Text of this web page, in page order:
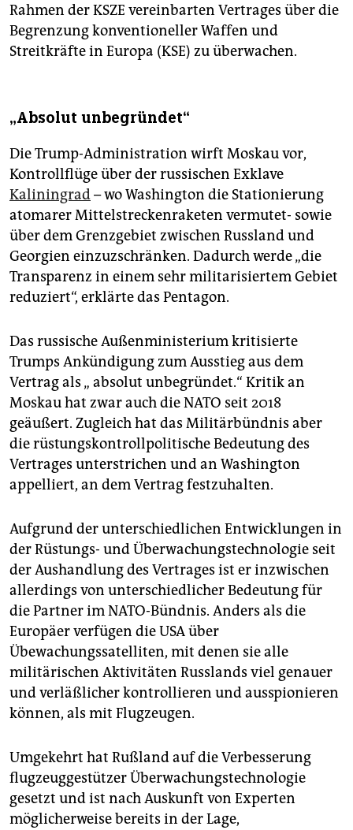
Rahmen der KSZE vereinbarten Vertrages über die
Begrenzung konventioneller Waffen und
Streitkräfte in Europa (KSE) zu überwachen.
„Absolut unbegründet“
Die Trump-Administration wirft Moskau vor,
Kontrollflüge über der russischen Exklave
Kaliningrad– wo Washington die Stationierung
atomarer Mittelstreckenraketen vermutet- sowie
über dem Grenzgebiet zwischen Russland und
Georgien einzuzschränken. Dadurch werde „die
Transparenz in einem sehr militarisiertem Gebiet
reduziert“, erklärte das Pentagon.
Das russische Außenministerium kritisierte
Trumps Ankündigung zum Ausstieg aus dem
Vertrag als „ absolut unbegründet.“ Kritik an
Moskau hat zwar auch die NATO seit 2018
geäußert. Zugleich hat das Militärbündnis aber
die rüstungskontrollpolitische Bedeutung des
Vertrages unterstrichen und an Washington
appelliert, an dem Vertrag festzuhalten.
Aufgrund der unterschiedlichen Entwicklungen in
der Rüstungs- und Überwachungstechnologie seit
der Aushandlung des Vertrages ist er inzwischen
allerdings von unterschiedlicher Bedeutung für
die Partner im NATO-Bündnis. Anders als die
Europäer verfügen die USA über
Übewachungssatelliten, mit denen sie alle
militärischen Aktivitäten Russlands viel genauer
und verläßlicher kontrollieren und ausspionieren
können, als mit Flugzeugen.
Umgekehrt hat Rußland auf die Verbesserung
flugzeuggestützer Überwachungstechnologie
gesetzt und ist nach Auskunft von Experten
möglicherweise bereits in der Lage,